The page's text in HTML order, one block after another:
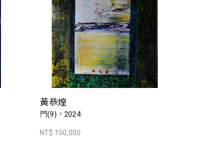
黃恭煌
門(9)，2024
NT$ 150,000